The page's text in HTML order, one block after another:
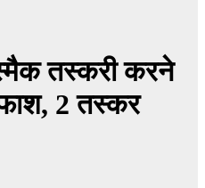
तस्करी करने
2 तस्कर